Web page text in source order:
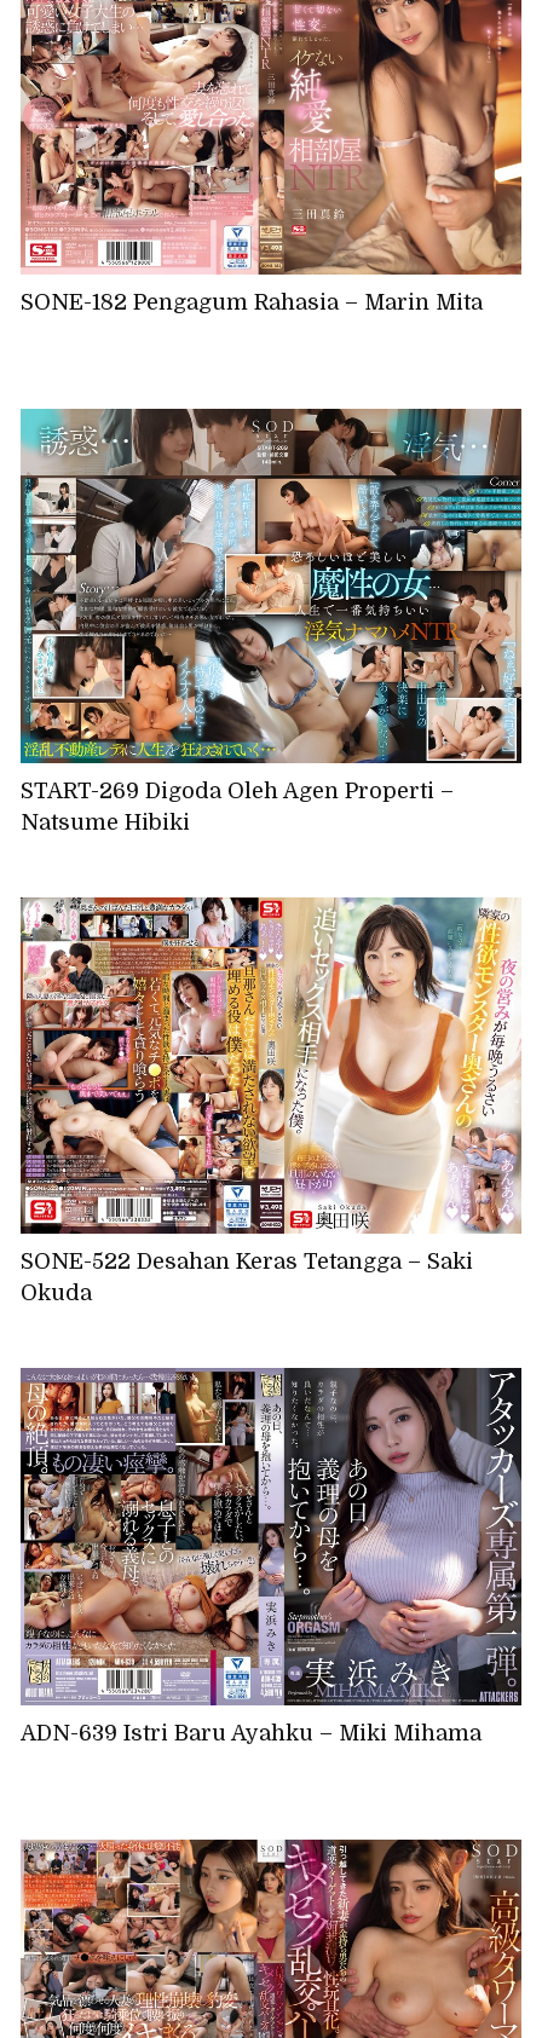
SONE-182 Pengagum Rahasia – Marin Mita
START-269 Digoda Oleh Agen Properti –
Natsume Hibiki
SONE-522 Desahan Keras Tetangga – Saki
Okuda
ADN-639 Istri Baru Ayahku – Miki Mihama